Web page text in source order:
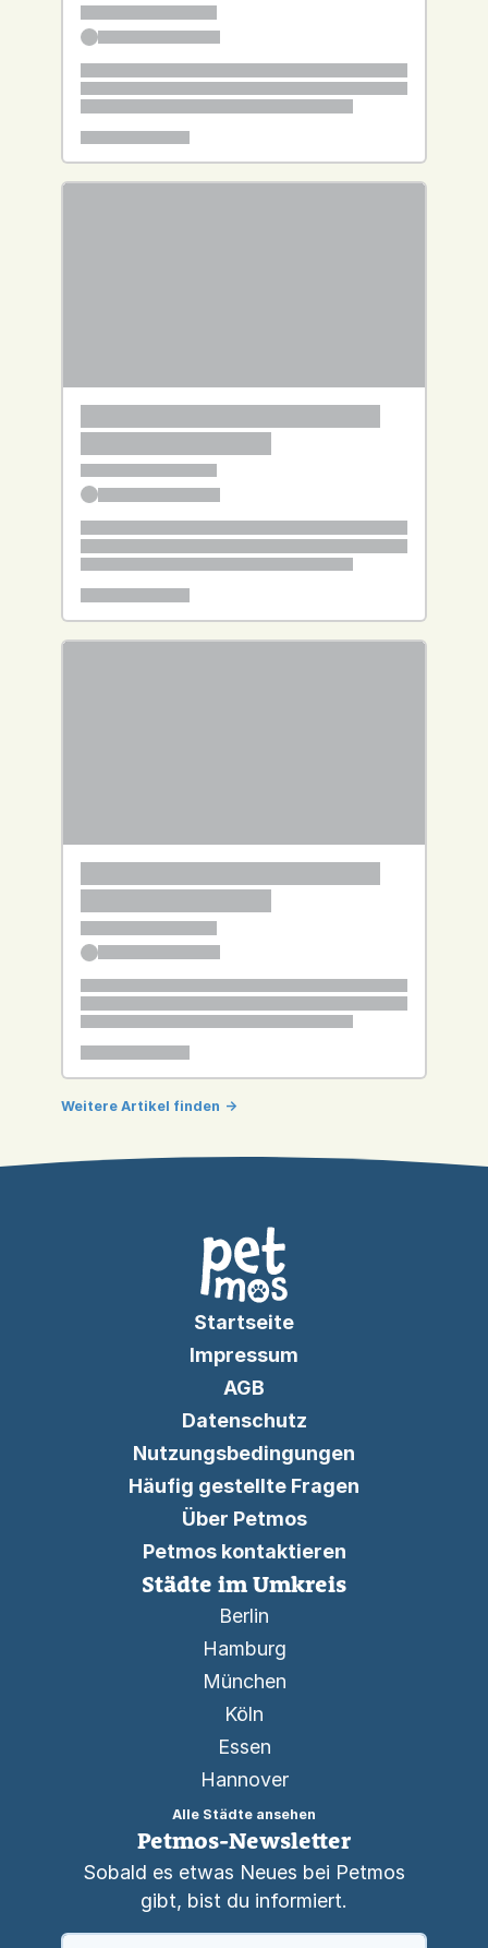
Weitere Artikel finden ->
Startseite
Impressum
AGB
Datenschutz
Nutzungsbedingungen
Häufig gestellte Fragen
Über Petmos
Petmos kontaktieren
Städte im Umkreis
Berlin
Hamburg
München
Köln
Essen
Hannover
Alle Städte ansehen
Petmos-Newsletter
Sobald es etwas Neues bei Petmos
gibt, bist du informiert.